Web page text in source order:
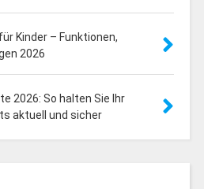
Kinder – Funktionen,
2026
2026: So halten Sie Ihr
aktuell und sicher